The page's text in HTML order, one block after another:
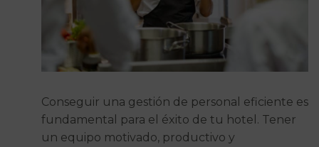
Conseguir una gestión de personal eficiente es
fundamental para el éxito de tu hotel. Tener
un equipo motivado, productivo y